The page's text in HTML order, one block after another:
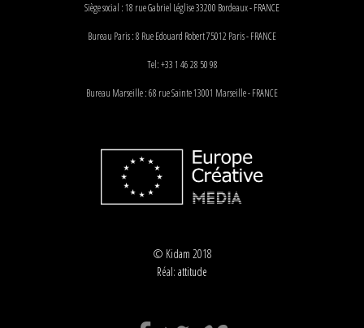
Siège social : 18 rue Gabriel Léglise 33200 Bordeaux - FRANCE
Bureau Paris : 8 Rue Edouard Robert 75012 Paris - FRANCE
Tel: +33 1 46 28 50 98
Bureau Marseille : 68 rue Sainte 13001 Marseille - FRANCE
© Kidam 2018
Réal: attitude